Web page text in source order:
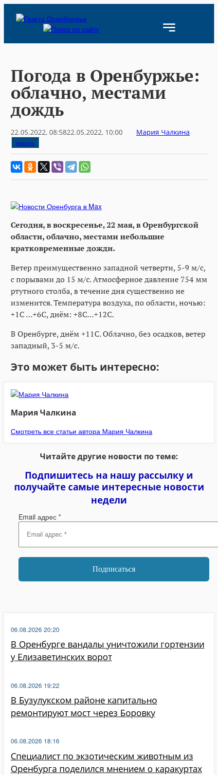
Погода в Оренбуржье:
облачно, местами
дождь
22.05.2022, 08:5822.05.2022, 10:00 Мария Чалкина
Новости
Сегодня, в воскресенье, 22 мая, в Оренбургской
области, облачно, местами небольшие
кратковременные дожди.
Ветер преимущественно западной четверти, 5-9 м/с,
с порывами до 15 м/с. Атмосферное давление 754 мм
ртутного столба, в течение дня существенно не
изменится. Температура воздуха, по области, ночью:
+1С …+6С, днём: +8С…+12С.
В Оренбурге, днём +11С. Облачно, без осадков, ветер
западный, 3-5 м/с.
Это может быть интересно:
Мария Чалкина
Смотреть все статьи автора Мария Чалкина
Читайте другие новости по теме:
Подпишитесь на нашу рассылку и
получайте самые интересные новости
недели
Email адрес *
В Оренбурге вандалы уничтожили гортензии
у Елизаветинских ворот
06.08.2026 20:20
В Бузулукском районе капитально
ремонтируют мост через Боровку
06.08.2026 19:22
Специалист по экзотическим животным из
Оренбурга поделился мнением о каракуртах
06.08.2026 18:16